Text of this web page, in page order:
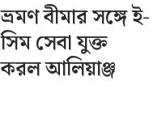
ভ্রমণ বীমার সঙ্গে ই-
সিম সেবা যুক্ত
করল আলিয়াঞ্জ